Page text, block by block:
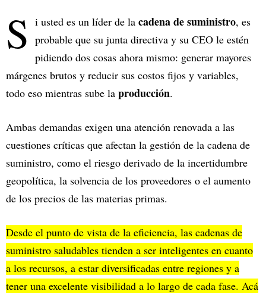
S i usted es un líder de la cadena de suministro, es
probable que su junta directiva y su CEO le estén
pidiendo dos cosas ahora mismo: generar mayores
márgenes brutos y reducir sus costos fijos y variables,
todo eso mientras sube la producción.
Ambas demandas exigen una atención renovada a las
cuestiones críticas que afectan la gestión de la cadena de
suministro, como el riesgo derivado de la incertidumbre
geopolítica, la solvencia de los proveedores o el aumento
de los precios de las materias primas.
Desde el punto de vista de la eficiencia, las cadenas de
suministro saludables tienden a ser inteligentes en cuanto
a los recursos, a estar diversificadas entre regiones y a
tener una excelente visibilidad a lo largo de cada fase. Acá